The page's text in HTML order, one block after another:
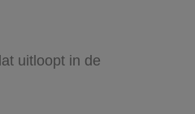
uitloopt in de